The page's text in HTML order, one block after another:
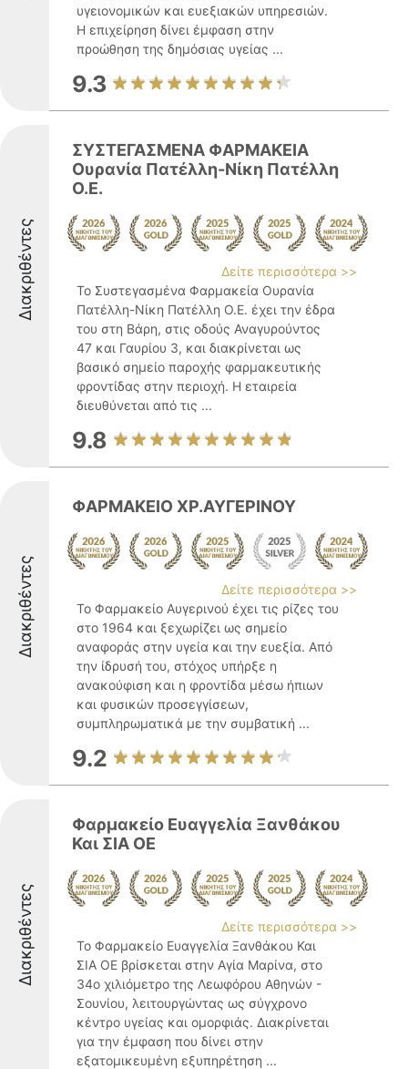
υγειονομικών και ευεξιακών υπηρεσιών.
Η επιχείρηση δίνει έμφαση στην
προώθηση της δημόσιας υγείας ...
9.3
Διακριθέντες
ΣΥΣΤΕΓΑΣΜΕΝΑ ΦΑΡΜΑΚΕΙΑ
Ουρανία Πατέλλη-Νίκη Πατέλλη
O.E.
Δείτε περισσότερα >>
Το Συστεγασμένα Φαρμακεία Ουρανία
Πατέλλη-Νίκη Πατέλλη Ο.Ε. έχει την έδρα
του στη Βάρη, στις οδούς Αναγυρούντος
47 και Γαυρίου 3, και διακρίνεται ως
βασικό σημείο παροχής φαρμακευτικής
φροντίδας στην περιοχή. Η εταιρεία
διευθύνεται από τις ...
9.8
Διακριθέντες
ΦΑΡΜΑΚΕΙΟ ΧΡ.ΑΥΓΕΡΙΝΟΥ
Δείτε περισσότερα >>
Το Φαρμακείο Αυγερινού έχει τις ρίζες του
στο 1964 και ξεχωρίζει ως σημείο
αναφοράς στην υγεία και την ευεξία. Από
την ίδρυσή του, στόχος υπήρξε η
ανακούφιση και η φροντίδα μέσω ήπιων
και φυσικών προσεγγίσεων,
συμπληρωματικά με την συμβατική ...
9.2
Διακριθέντες
Φαρμακείο Ευαγγελία Ξανθάκου
Και ΣΙΑ ΟΕ
Δείτε περισσότερα >>
Το Φαρμακείο Ευαγγελία Ξανθάκου Και
ΣΙΑ ΟΕ βρίσκεται στην Αγία Μαρίνα, στο
34ο χιλιόμετρο της Λεωφόρου Αθηνών -
Σουνίου, λειτουργώντας ως σύγχρονο
κέντρο υγείας και ομορφιάς. Διακρίνεται
για την έμφαση που δίνει στην
εξατομικευμένη εξυπηρέτηση ...